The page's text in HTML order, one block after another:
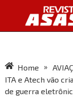
Home »
ITA e Atech vão
de guerra